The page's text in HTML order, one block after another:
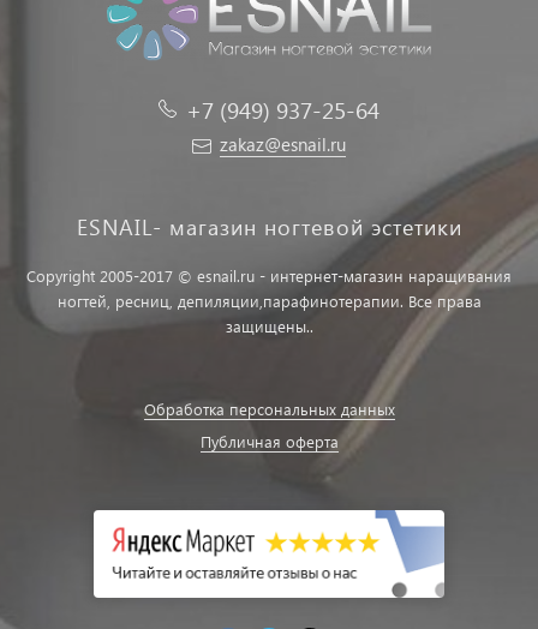
+7 (949) 937-25-64
zakaz@esnail.ru
ESNAIL- магазин ногтевой эстетики
Copyright 2005-2017 © esnail.ru - интернет-магазин наращивания
ногтей, ресниц, депиляции,парафинотерапии. Все права
защищены..
Обработка персональных данных
Публичная оферта